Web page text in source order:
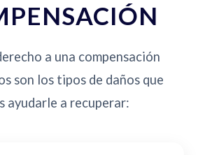
a una compensación
son los tipos de daños que
ayudarle a recuperar: